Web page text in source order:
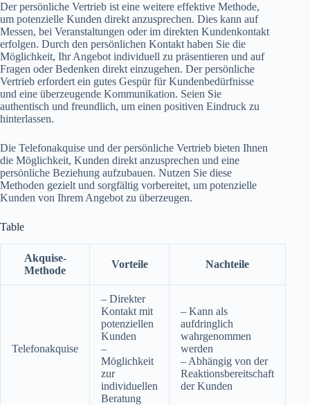
Der persönliche Vertrieb ist eine weitere effektive Methode,
um potenzielle Kunden direkt anzusprechen. Dies kann auf
Messen, bei Veranstaltungen oder im direkten Kundenkontakt
erfolgen. Durch den persönlichen Kontakt haben Sie die
Möglichkeit, Ihr Angebot individuell zu präsentieren und auf
Fragen oder Bedenken direkt einzugehen. Der persönliche
Vertrieb erfordert ein gutes Gespür für Kundenbedürfnisse
und eine überzeugende Kommunikation. Seien Sie
authentisch und freundlich, um einen positiven Eindruck zu
hinterlassen.
Die Telefonakquise und der persönliche Vertrieb bieten Ihnen
die Möglichkeit, Kunden direkt anzusprechen und eine
persönliche Beziehung aufzubauen. Nutzen Sie diese
Methoden gezielt und sorgfältig vorbereitet, um potenzielle
Kunden von Ihrem Angebot zu überzeugen.
Table
Akquise-
Methode
Vorteile Nachteile
Telefonakquise
– Direkter
Kontakt mit
potenziellen
Kunden
–
Möglichkeit
zur
individuellen
Beratung
– Kann als
aufdringlich
wahrgenommen
werden
– Abhängig von der
Reaktionsbereitschaft
der Kunden